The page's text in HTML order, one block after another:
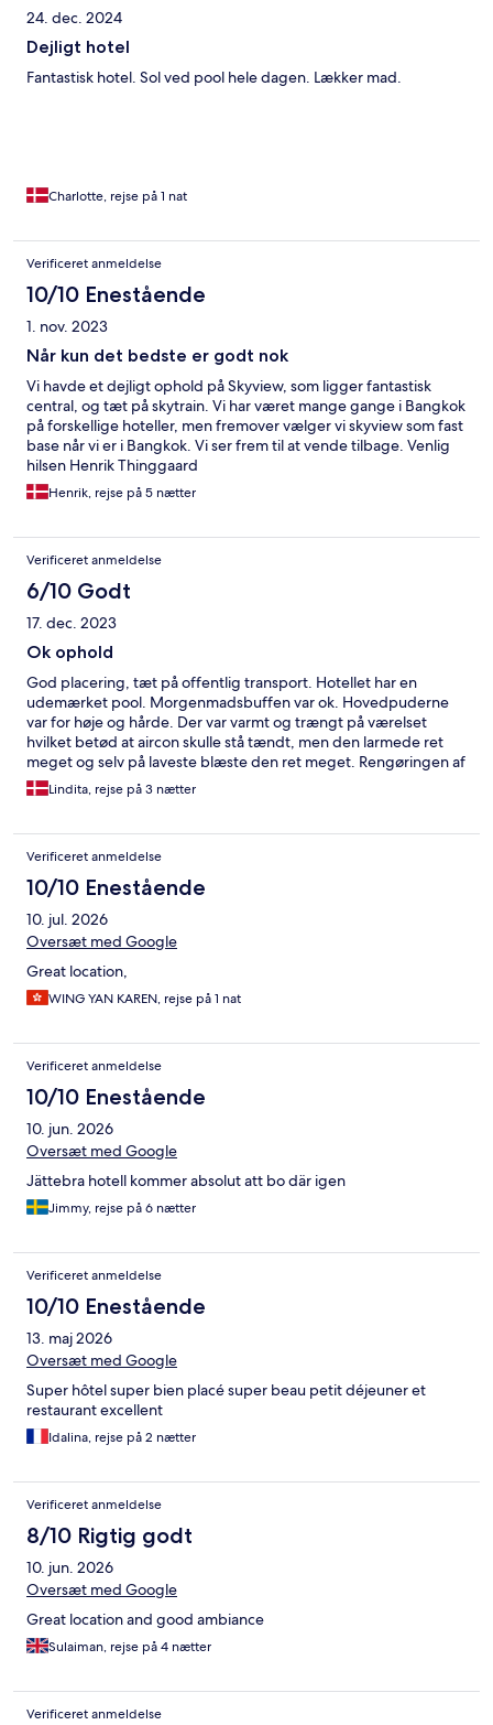
24. dec. 2024
Dejligt hotel
Fantastisk hotel. Sol ved pool hele dagen. Lækker mad.
Charlotte, rejse på 1 nat
Verificeret anmeldelse
10/10 Enestående
1. nov. 2023
Når kun det bedste er godt nok
Vi havde et dejligt ophold på Skyview, som ligger fantastisk
central, og tæt på skytrain. Vi har været mange gange i Bangkok
på forskellige hoteller, men fremover vælger vi skyview som fast
base når vi er i Bangkok. Vi ser frem til at vende tilbage. Venlig
hilsen Henrik Thinggaard
Henrik, rejse på 5 nætter
Verificeret anmeldelse
6/10 Godt
17. dec. 2023
Ok ophold
God placering, tæt på offentlig transport. Hotellet har en
udemærket pool. Morgenmadsbuffen var ok. Hovedpuderne
var for høje og hårde. Der var varmt og trængt på værelset
hvilket betød at aircon skulle stå tændt, men den larmede ret
meget og selv på laveste blæste den ret meget. Rengøringen af
badeværelse kunne have været bedre. Badeværelse har kun
håndbruser, der mangler brusestang eller hovedbruser. Obs
Lindita, rejse på 3 nætter
Verificeret anmeldelse
10/10 Enestående
10. jul. 2026
Oversæt med Google
Great location,
WING YAN KAREN, rejse på 1 nat
Verificeret anmeldelse
10/10 Enestående
10. jun. 2026
Oversæt med Google
Jättebra hotell kommer absolut att bo där igen
Jimmy, rejse på 6 nætter
Verificeret anmeldelse
10/10 Enestående
13. maj 2026
Oversæt med Google
Super hôtel super bien placé super beau petit déjeuner et
restaurant excellent
Idalina, rejse på 2 nætter
Verificeret anmeldelse
8/10 Rigtig godt
10. jun. 2026
Oversæt med Google
Great location and good ambiance
Sulaiman, rejse på 4 nætter
Verificeret anmeldelse